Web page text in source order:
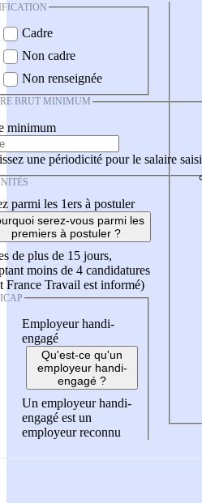
Cadre
Non cadre
Non renseignée
BRUT MINIMUM
minimum
une périodicité pour le salaire saisi
parmi les 1ers à postuler
serez-vous parmi les
premiers à postuler ?
de plus de 15 jours,
moins de 4 candidatures
France Travail est informé)
Employeur handi-
engagé
Qu'est-ce qu'un
employeur handi-
engagé ?
Un employeur handi-
engagé est un
employeur reconnu